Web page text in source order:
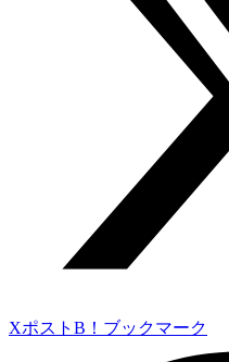
Xポスト B！ブックマーク